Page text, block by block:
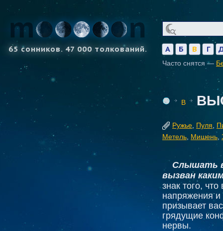
65 сонников. 47 000 толкований. А Б В Г
Часто снятся —
В
Ружье Пуля
Метель Мишень
Слышать
вызван
знак того,
напряжения
призывает
грядущие
нервы.